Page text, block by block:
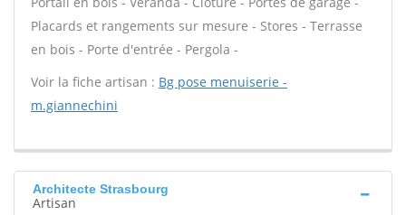
Placards et rangements sur mesure - Stores - Terrasse
en bois - Porte d'entrée - Pergola -
Voir la fiche artisan : Bg pose menuiserie -
m.giannechini
Architecte Strasbourg
Artisan